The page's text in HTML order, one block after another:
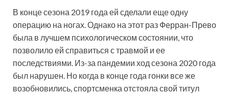
В конце сезона 2019 года ей сделали еще одну
операцию на ногах. Однако на этот раз Ферран-Прево
была в лучшем психологическом состоянии, что
позволило ей справиться с травмой и ее
последствиями. Из-за пандемии ход сезона 2020 года
был нарушен. Но когда в конце года гонки все же
возобновились, спортсменка отстояла свой титул